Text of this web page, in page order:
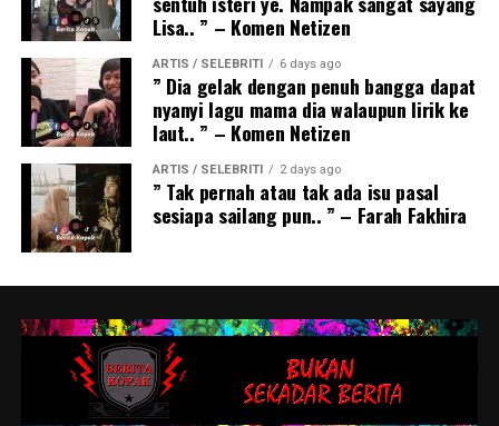
Lisa.. ” – Komen Netizen
ARTIS / SELEBRITI 6 days ago
” Dia gelak dengan penuh bangga dapat
nyanyi lagu mama dia walaupun lirik ke
laut.. ” – Komen Netizen
ARTIS / SELEBRITI 2 days ago
” Tak pernah atau tak ada isu pasal
sesiapa sailang pun.. ” – Farah Fakhira